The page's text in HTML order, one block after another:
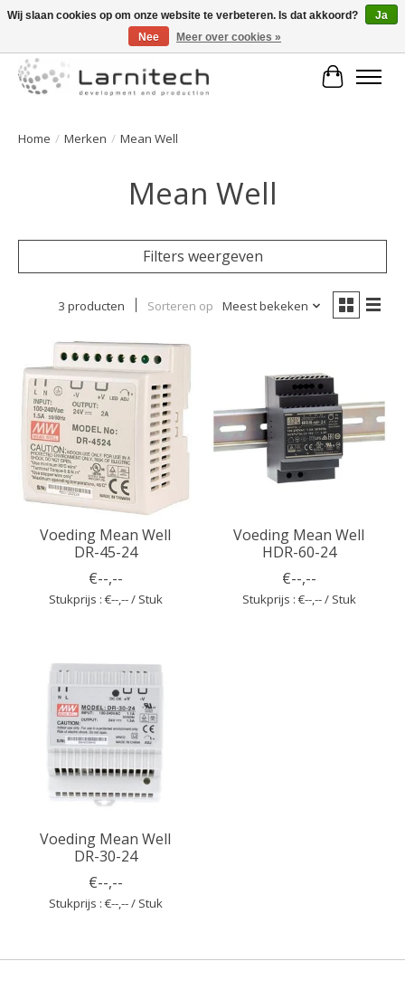
Welkom bij de webshop van Larnitech Nederland BV !
Home / Merken / Mean Well
Mean Well
Filters weergeven
3 producten Sorteren op Meest bekeken
Voeding Mean Well
DR-45-24
€--,--
Stukprijs : €--,-- / Stuk
Voeding Mean Well
HDR-60-24
€--,--
Stukprijs : €--,-- / Stuk
Voeding Mean Well
DR-30-24
€--,--
Stukprijs : €--,-- / Stuk
Wij slaan cookies op om onze website te verbeteren. Is dat akkoord?
Ja
Nee
Meer over cookies »